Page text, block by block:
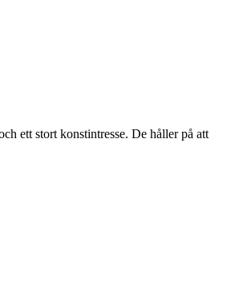
ett stort konstintresse. De håller på att